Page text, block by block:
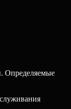
Определяемые